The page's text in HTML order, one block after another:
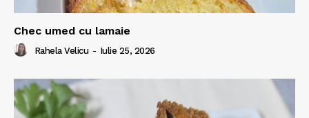
Chec umed cu lamaie
Rahela Velicu - Iulie 25, 2026